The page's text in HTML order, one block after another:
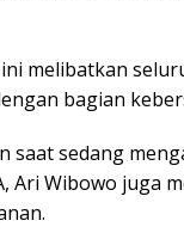
melibatkan
bagian
saat sedang
Ari Wibowo juga